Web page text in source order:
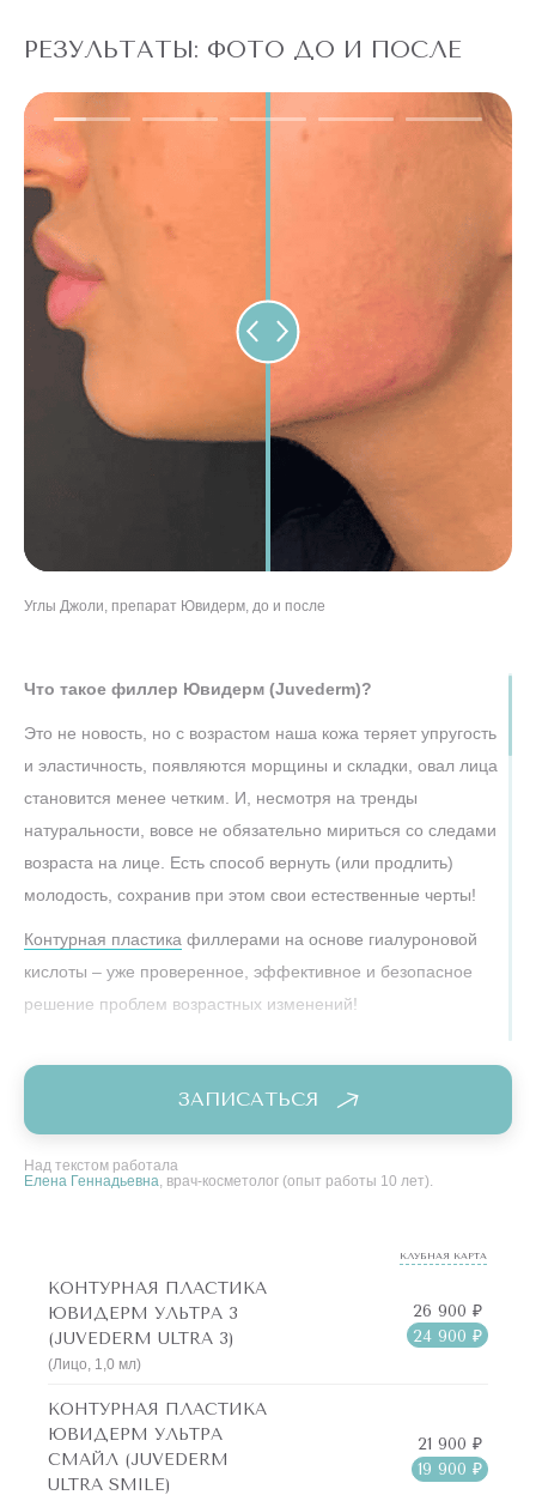
РЕЗУЛЬТАТЫ: ФОТО ДО И ПОСЛЕ
Углы Джоли, препарат Ювидерм, до и после
Углы нижней челюсти, препарат Ювидерм, до и после
Увеличение губ препаратом Ювидерм ультра смайл
Коррекция формы и увеличение губ препаратом Ювидерм ультра
Увеличение губ в клинике “Подружки” препаратом Ювидерм ультра
Что такое филлер Ювидерм (Juvederm)?
Это не новость, но с возрастом наша кожа теряет упругость
и эластичность, появляются морщины и складки, овал лица
становится менее четким. И, несмотря на тренды
натуральности, вовсе не обязательно мириться со следами
возраста на лице. Есть способ вернуть (или продлить)
молодость, сохранив при этом свои естественные черты!
Контурная пластика филлерами на основе гиалуроновой
кислоты – уже проверенное, эффективное и безопасное
решение проблем возрастных изменений!
процедуры является Ювидерм (Juvederm).
Филлер Ювидерм (Juvederm) – это инъекции,
разработанные на основе гиалуроновой кислоты, которые
позволяют быстро и эффективно восполнить объем,
других зон лица, и даже добиться эффекта подтяжки.
Преимущества контурной пластики с Ювидерм (Juvederm):
Мгновенный результат: эффект заметен сразу после
Естественный вид: любой препарат Ювидерм
(Juvederm) обеспечивает естественный и гармоничный
ЗАПИСАТЬСЯ
Над текстом работала
Елена Геннадьевна, врач-косметолог (опыт работы 10 лет).
КЛУБНАЯ КАРТА
КОНТУРНАЯ ПЛАСТИКА
ЮВИДЕРМ УЛЬТРА 3
(JUVEDERM ULTRA 3)
(Лицо, 1,0 мл)
26 900 ₽
24 900 ₽
КОНТУРНАЯ ПЛАСТИКА
ЮВИДЕРМ УЛЬТРА
СМАЙЛ (JUVEDERM
ULTRA SMILE)
21 900 ₽
19 900 ₽